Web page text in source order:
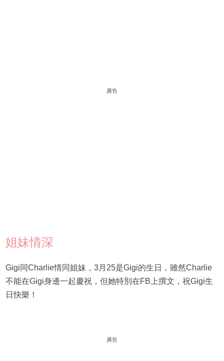
廣告
姐妹情深
Gigi同Charlie情同姐妹，3月25是Gigi的生日，雖然Charlie
不能在Gigi身邊一起慶祝，但她特別在FB上撰文，祝Gigi生
日快樂！
廣告